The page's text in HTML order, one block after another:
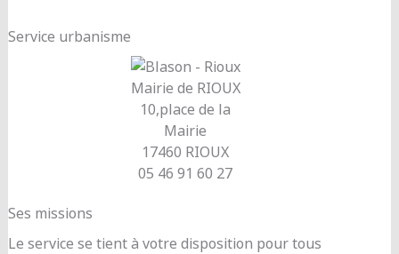
Service urbanisme
Mairie de RIOUX
10,place de la
Mairie
17460 RIOUX
05 46 91 60 27
Ses missions
Le service se tient à votre disposition pour tous